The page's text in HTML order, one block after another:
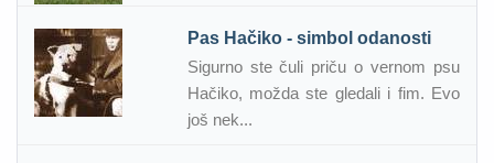
Pas Hačiko - simbol odanosti
Sigurno ste čuli priču o vernom psu
Hačiko, možda ste gledali i fim. Evo
još nek...